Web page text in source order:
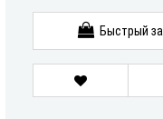
Быстрый